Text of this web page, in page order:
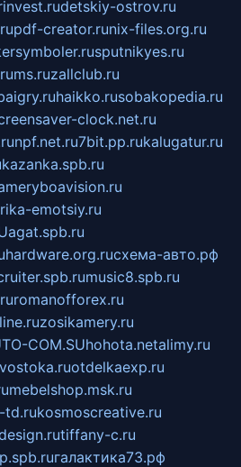
detskiy-ostrov.ru
pdf-creator.runix-files.org.ru
sputnikyes.ru
zallclub.ru
haikko.rusobakopedia.ru
clock.net.ru
npf.net.ru7bit.pp.rukalugatur.ru
kazanka.spb.ru
emotsiy.ru
agat.spb.ru
hardware.org.ruсхема-авто.рф
music8.spb.ru
romanofforex.ru
zosikamery.ru
COM.SUhohota.netalimy.ru
otdelkaexp.ru
mebelshop.msk.ru
td.rukosmoscreative.ru
tiffany-c.ru
галактика73.рф